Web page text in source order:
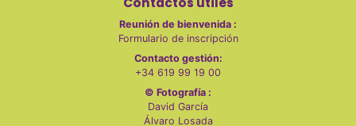
Reunión de bienvenida :
Formulario de inscripción
Contacto gestión:
+34 619 99 19 00
© Fotografía :
David García
Álvaro Losada